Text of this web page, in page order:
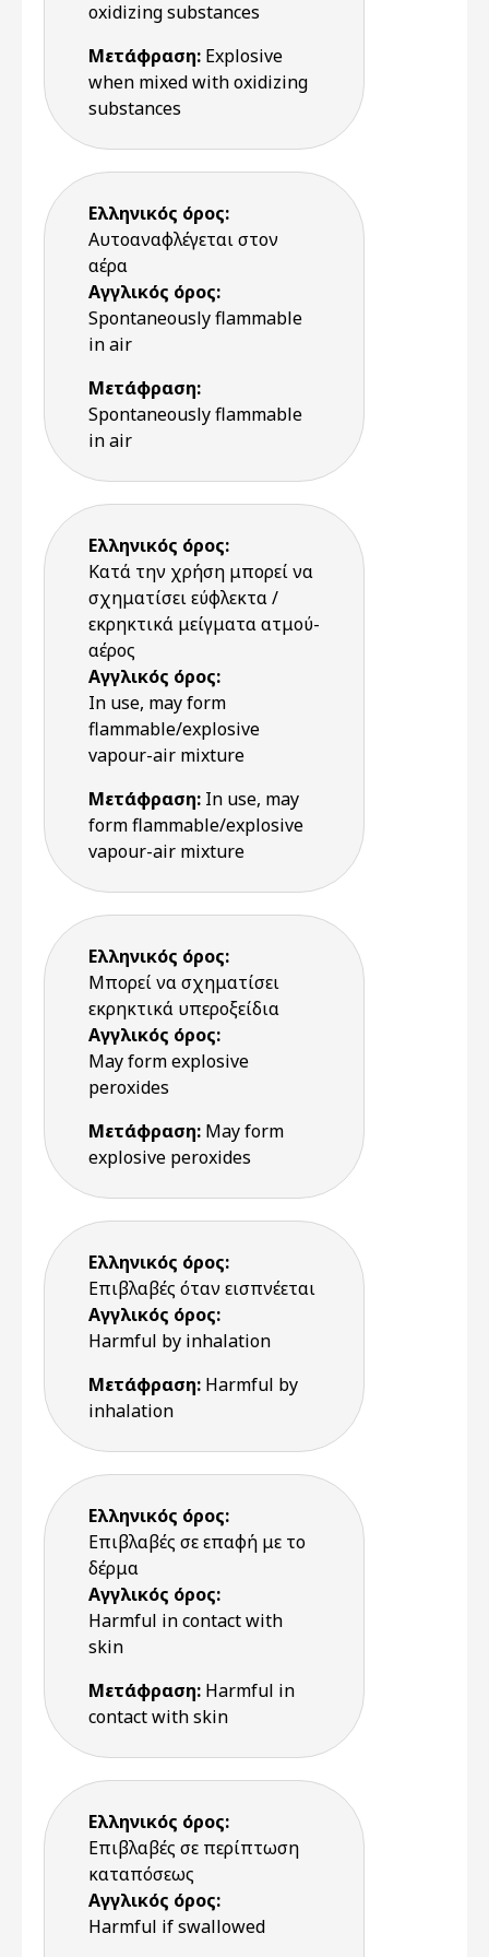
oxidizing substances
Μετάφραση: Explosive
when mixed with oxidizing
substances
Ελληνικός όρος:
Αυτοαναφλέγεται στον
αέρα
Αγγλικός όρος:
Spontaneously flammable
in air
Μετάφραση:
Spontaneously flammable
in air
Ελληνικός όρος:
Κατά την χρήση μπορεί να
σχηματίσει εύφλεκτα /
εκρηκτικά μείγματα ατμού-
αέρος
Αγγλικός όρος:
In use, may form
flammable/explosive
vapour-air mixture
Μετάφραση: In use, may
form flammable/explosive
vapour-air mixture
Ελληνικός όρος:
Μπορεί να σχηματίσει
εκρηκτικά υπεροξείδια
Αγγλικός όρος:
May form explosive
peroxides
Μετάφραση: May form
explosive peroxides
Ελληνικός όρος:
Επιβλαβές όταν εισπνέεται
Αγγλικός όρος:
Harmful by inhalation
Μετάφραση: Harmful by
inhalation
Ελληνικός όρος:
Επιβλαβές σε επαφή με το
δέρμα
Αγγλικός όρος:
Harmful in contact with
skin
Μετάφραση: Harmful in
contact with skin
Ελληνικός όρος:
Επιβλαβές σε περίπτωση
καταπόσεως
Αγγλικός όρος:
Harmful if swallowed